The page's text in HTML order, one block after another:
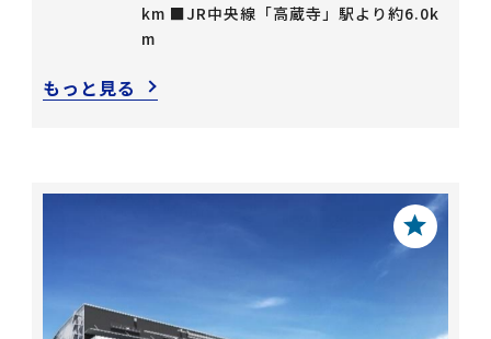
km ■JR中央線「高蔵寺」駅より約6.0k
m
もっと見る